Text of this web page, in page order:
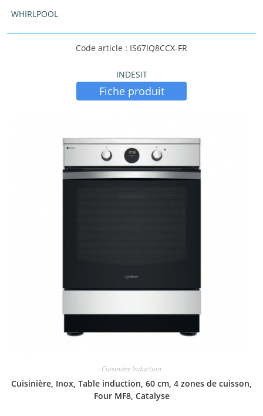
WHIRLPOOL
Code article : IS67IQ8CCX-FR
INDESIT
Fiche produit
Cuisinière Induction
Cuisinière, Inox, Table induction, 60 cm, 4 zones de cuisson,
Four MF8, Catalyse